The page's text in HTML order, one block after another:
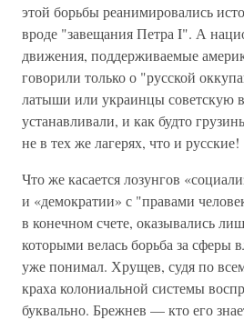
этой борьбы реанимировались
вроде "завещания Петра I". А
движения, поддерживаемые
говорили только о "русской
латыши или украинцы советскую
устанавливали, и как будто
не в тех же лагерях, что и русские!
Что же касается лозунгов
и «демократии» с "правами
в конечном счете, оказывались
которыми велась борьба за сферы
уже понимал. Хрущев, судя по
краха колониальной системы
буквально. Брежнев — кто его